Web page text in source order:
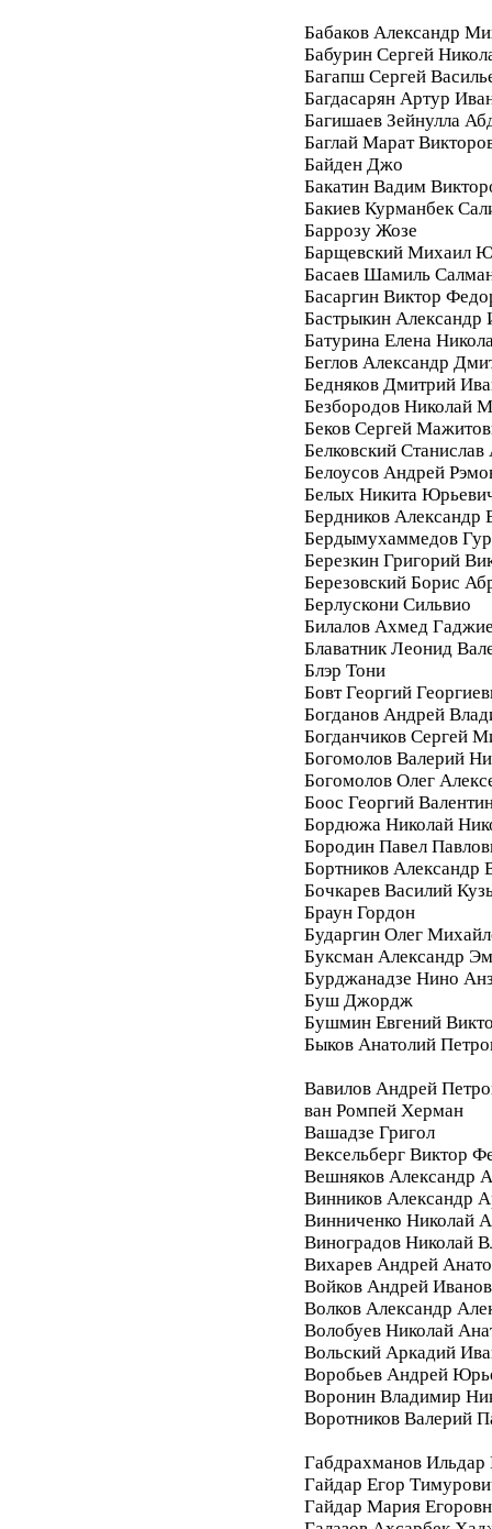
Бабаков Александр
Бабурин Сергей
Багапш Сергей
Багдасарян Артур
Багишаев Зейнулла
Баглай Марат
Байден Джо
Бакатин Вадим
Бакиев Курманбек
Баррозу Жозе
Барщевский Михаил
Басаев Шамиль
Басаргин Виктор
Бастрыкин Александр
Батурина Елена
Беглов Александр
Бедняков Дмитрий
Безбородов Николай
Беков Сергей
Белковский
Белоусов Андрей
Белых Никита
Бердников Александр
Бердымухаммедов
Березкин Григорий
Березовский Борис
Берлускони Сильвио
Билалов Ахмед
Блаватник Леонид
Блэр Тони
Бовт Георгий
Богданов Андрей
Богданчиков Сергей
Богомолов Валерий
Богомолов Олег
Боос Георгий
Бордюжа Николай
Бородин Павел
Бортников Александр
Бочкарев Василий
Браун Гордон
Бударгин Олег
Буксман Александр
Бурджанадзе Нино
Буш Джордж
Бушмин Евгений
Быков Анатолий
Вавилов Андрей
ван Ромпей Херман
Вашадзе Григол
Вексельберг Виктор
Вешняков Александр
Винников Александр
Винниченко Николай
Виноградов Николай
Вихарев Андрей
Войков Андрей
Волков Александр
Волобуев Николай
Вольский Аркадий
Воробьев Андрей
Воронин Владимир
Воротников Валерий
Габдрахманов Ильдар
Гайдар Егор
Гайдар Мария